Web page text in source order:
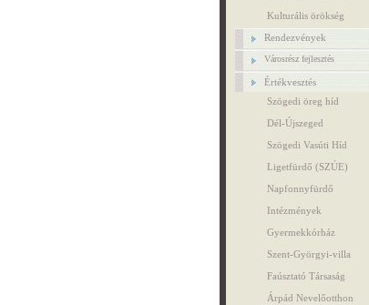
Kulturális örökség
Rendezvények
Városrész fejlesztés
Értékvesztés
Szögedi öreg híd
Dél-Újszeged
Szögedi Vasúti Híd
Ligetfürdő (SZÚE)
Napfonnyfürdő
Intézmények
Gyermekkórház
Szent-Györgyi-villa
Faúsztató Társaság
Árpád Nevelőotthon